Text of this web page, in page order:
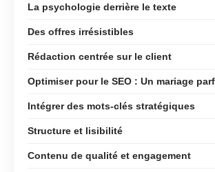
La psychologie derrière le texte
Des offres irrésistibles
Rédaction centrée sur le client
Optimiser pour le SEO : Un mariage
Intégrer des mots-clés stratégiques
Structure et lisibilité
Contenu de qualité et engagement